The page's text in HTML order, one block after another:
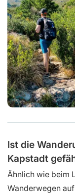
Ist die
Kapstadt
Ähnlich wie beim
Wanderwegen